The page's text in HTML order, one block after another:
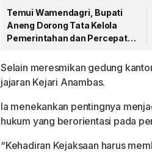
Temui Wamendagri, Bupati
Aneng Dorong Tata Kelola
Pemerintahan dan Percepatan
Selain meresmikan gedung
jajaran Kejari Anambas.
Ia menekankan pentingnya
hukum yang berorientasi pada
“Kehadiran Kejaksaan harus